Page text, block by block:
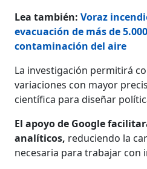
Lea también:Voraz
evacuación de más de
contaminación del aire
La investigación permitirá
variaciones con mayor
científica para diseñar
El apoyo de Google
analíticos, reduciendo la
necesaria para trabajar con